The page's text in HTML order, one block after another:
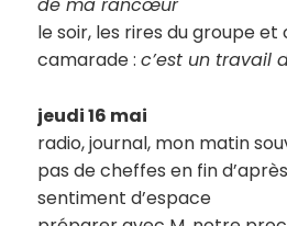
de ma rancœur
le soir, les rires du groupe et
camarade :c’est un travail
jeudi 16 mai
radio, journal, mon matin
pas de cheffes en fin
sentiment d’espace